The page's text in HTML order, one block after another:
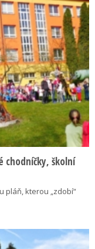
školní
pláň, kterou „zdobí“